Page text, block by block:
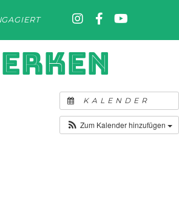
KALENDER
Zum Kalender hinzufügen